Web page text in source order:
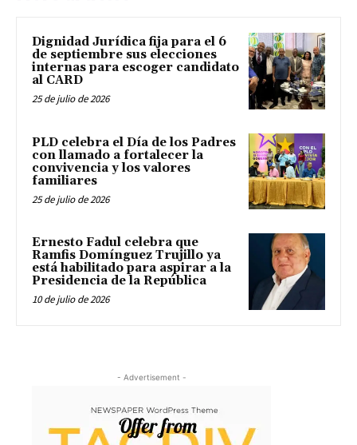
Dignidad Jurídica fija para el 6
de septiembre sus elecciones
internas para escoger candidato
al CARD
25 de julio de 2026
PLD celebra el Día de los Padres
con llamado a fortalecer la
convivencia y los valores
familiares
25 de julio de 2026
Ernesto Fadul celebra que
Ramfis Domínguez Trujillo ya
está habilitado para aspirar a la
Presidencia de la República
10 de julio de 2026
- Advertisement -